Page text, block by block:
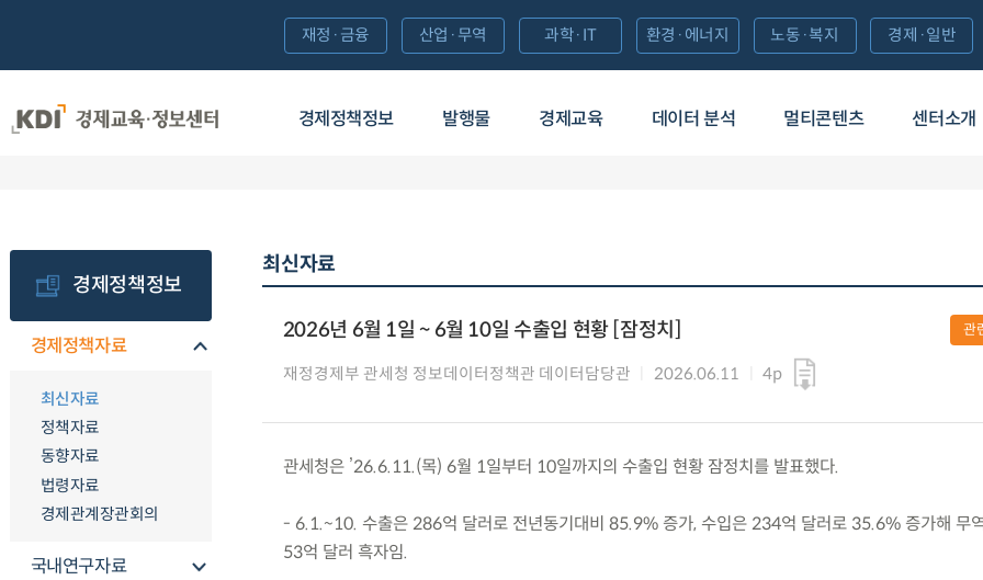
경제정책정보 발행물 경제교육 데이터 분석 멀티콘텐츠 센터소개
재정·금융 산업·무역 과학·IT 환경·에너지 노동·복지 경제·일반
경제정책정보
경제정책자료
최신자료
정책자료
동향자료
법령자료
경제관계장관회의
국내연구자료
최신자료
2026년 6월 1일 ~ 6월 10일 수출입 현황 [잠정치]
재정경제부 관세청 정보데이터정책관 데이터담당관 2026.06.11 4p
관
관세청은 ’26.6.11.(목) 6월 1일부터 10일까지의 수출입 현황 잠정치를 발표했다.
- 6.1.~10. 수출은 286억 달러로 전년동기대비 85.9% 증가, 수입은 234억 달러로 35.6% 증가해 무
53억 달러 흑자임.